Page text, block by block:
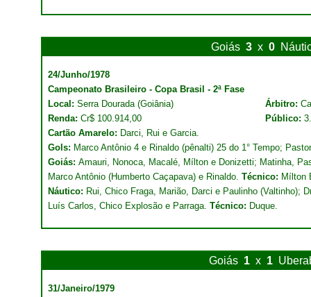
Goiás 3 x 0
24/Junho/1978
Campeonato Brasileiro - Copa Brasil - 2ª Fase
Local: Serra Dourada (Goiânia) Árbitro:
Renda: Cr$ 100.914,00 Público:
Cartão Amarelo: Darci, Rui e Garcia.
Gols: Marco Antônio 4 e Rinaldo (pênalti) 25 do 1° Tempo;
Goiás: Amauri, Nonoca, Macalé, Mílton e Donizetti; Matinha,
Marco Antônio (Humberto Caçapava) e Rinaldo. Técnico: Mílton
Náutico: Rui, Chico Fraga, Marião, Darci e Paulinho (Valtinho);
Luís Carlos, Chico Explosão e Parraga. Técnico: Duque.
Goiás 1 x 1
31/Janeiro/1979